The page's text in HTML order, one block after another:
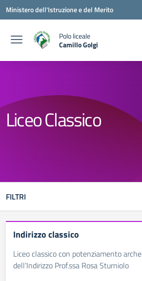
Vai ai contenuti
Vai al menu di navigazione
Vai al footer
Ministero dell'Istruzione e del Merito
Polo liceale
Camillo Golgi
— Visita la pagina iniziale
Liceo Classico
FILTRI
Indirizzo classico
Liceo classico con potenziamento
dell’Indirizzo Prof.ssa Rosa Sturniolo